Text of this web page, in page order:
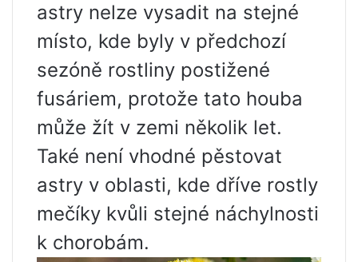
astry nelze vysadit na stejné
místo, kde byly v předchozí
sezóně rostliny postižené
fusáriem, protože tato houba
může žít v zemi několik let.
Také není vhodné pěstovat
astry v oblasti, kde dříve rostly
mečíky kvůli stejné náchylnosti
k chorobám.